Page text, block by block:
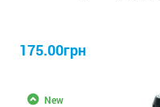
175.00грн
New